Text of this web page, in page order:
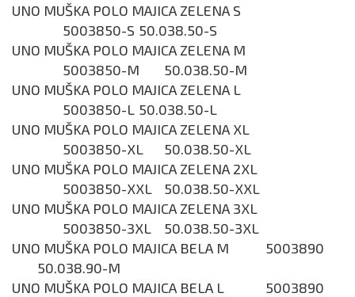
UNO MUŠKA POLO MAJICA ZELENA S
5003850-S 50.038.50-S
UNO MUŠKA POLO MAJICA ZELENA M
5003850-M
50.038.50-M
UNO MUŠKA POLO MAJICA ZELENA L
5003850-L 50.038.50-L
UNO MUŠKA POLO MAJICA ZELENA XL
5003850-XL
50.038.50-XL
UNO MUŠKA POLO MAJICA ZELENA 2XL
5003850-XXL
50.038.50-XXL
UNO MUŠKA POLO MAJICA ZELENA 3XL
5003850-3XL
50.038.50-3XL
UNO MUŠKA POLO MAJICA BELA M
5003890
50.038.90-M
UNO MUŠKA POLO MAJICA BELA L
5003890